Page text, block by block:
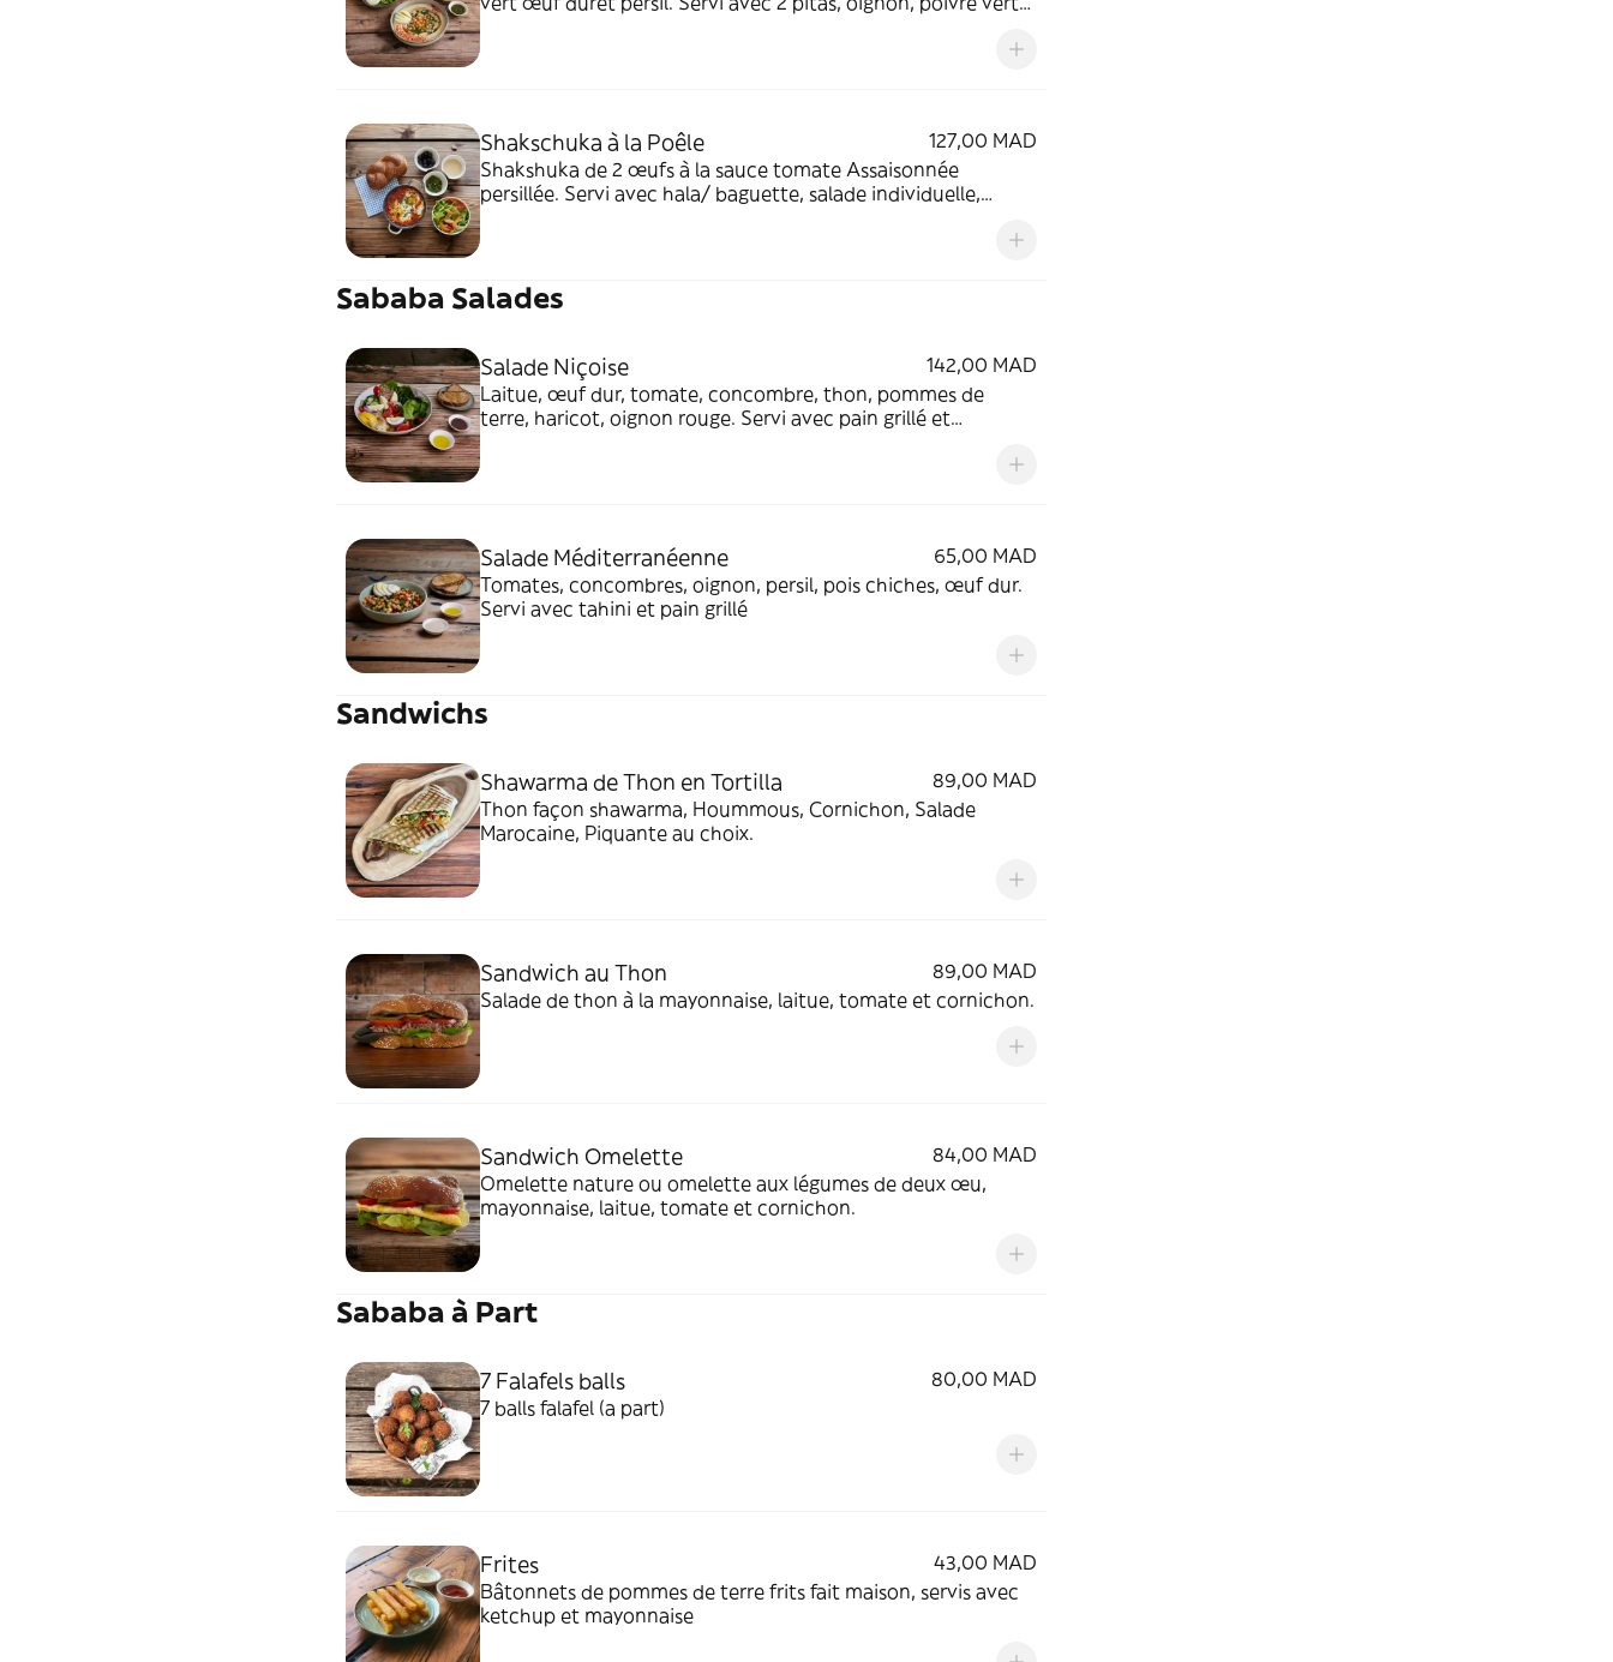
Shakschuka à la Poêle
127,00 MAD
Shakshuka de 2 œufs à la sauce tomate Assaisonnée
persillée. Servi avec hala/ baguette, salade individuelle,
Sababa Salades
Salade Niçoise
142,00 MAD
Laitue, œuf dur, tomate, concombre, thon, pommes de
terre, haricot, oignon rouge. Servi avec pain grillé et
Salade Méditerranéenne
65,00 MAD
Tomates, concombres, oignon, persil, pois chiches, œuf dur.
Servi avec tahini et pain grillé
Sandwichs
Shawarma de Thon en Tortilla
89,00 MAD
Thon façon shawarma, Hoummous, Cornichon, Salade
Marocaine, Piquante au choix.
Sandwich au Thon
89,00 MAD
Salade de thon à la mayonnaise, laitue, tomate et cornichon.
Sandwich Omelette
84,00 MAD
Omelette nature ou omelette aux légumes de deux œu,
mayonnaise, laitue, tomate et cornichon.
Sababa à Part
7 Falafels balls
80,00 MAD
7 balls falafel (a part)
Frites
43,00 MAD
Bâtonnets de pommes de terre frits fait maison, servis avec
ketchup et mayonnaise